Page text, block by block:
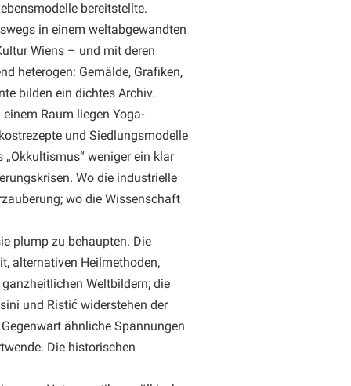
bereitstellte.
in einem weltabgewandten
Wiens – und mit deren
heterogen: Gemälde, Grafiken,
bilden ein dichtes Archiv.
Raum liegen Yoga-
und Siedlungsmodelle
weniger ein klar
Wo die industrielle
wo die Wissenschaft
plump zu behaupten. Die
alternativen Heilmethoden,
Weltbildern; die
und Ristić widerstehen der
ähnliche Spannungen
Die historischen